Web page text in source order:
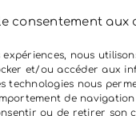
consentement aux
nous
et/ou accéder aux
technologies nous
de
ou de retirer son